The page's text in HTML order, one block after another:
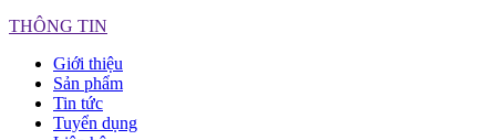
THÔNG TIN
Giới thiệu
Sản phẩm
Tin tức
Tuyển dụng